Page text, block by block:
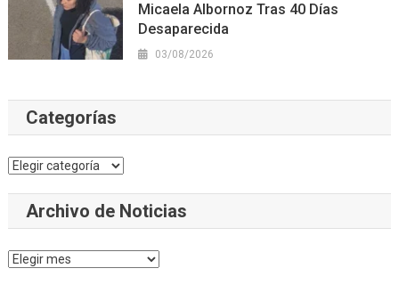
Micaela Albornoz Tras 40 Días
Desaparecida
03/08/2026
Categorías
Categorías
Archivo de Noticias
Archivo